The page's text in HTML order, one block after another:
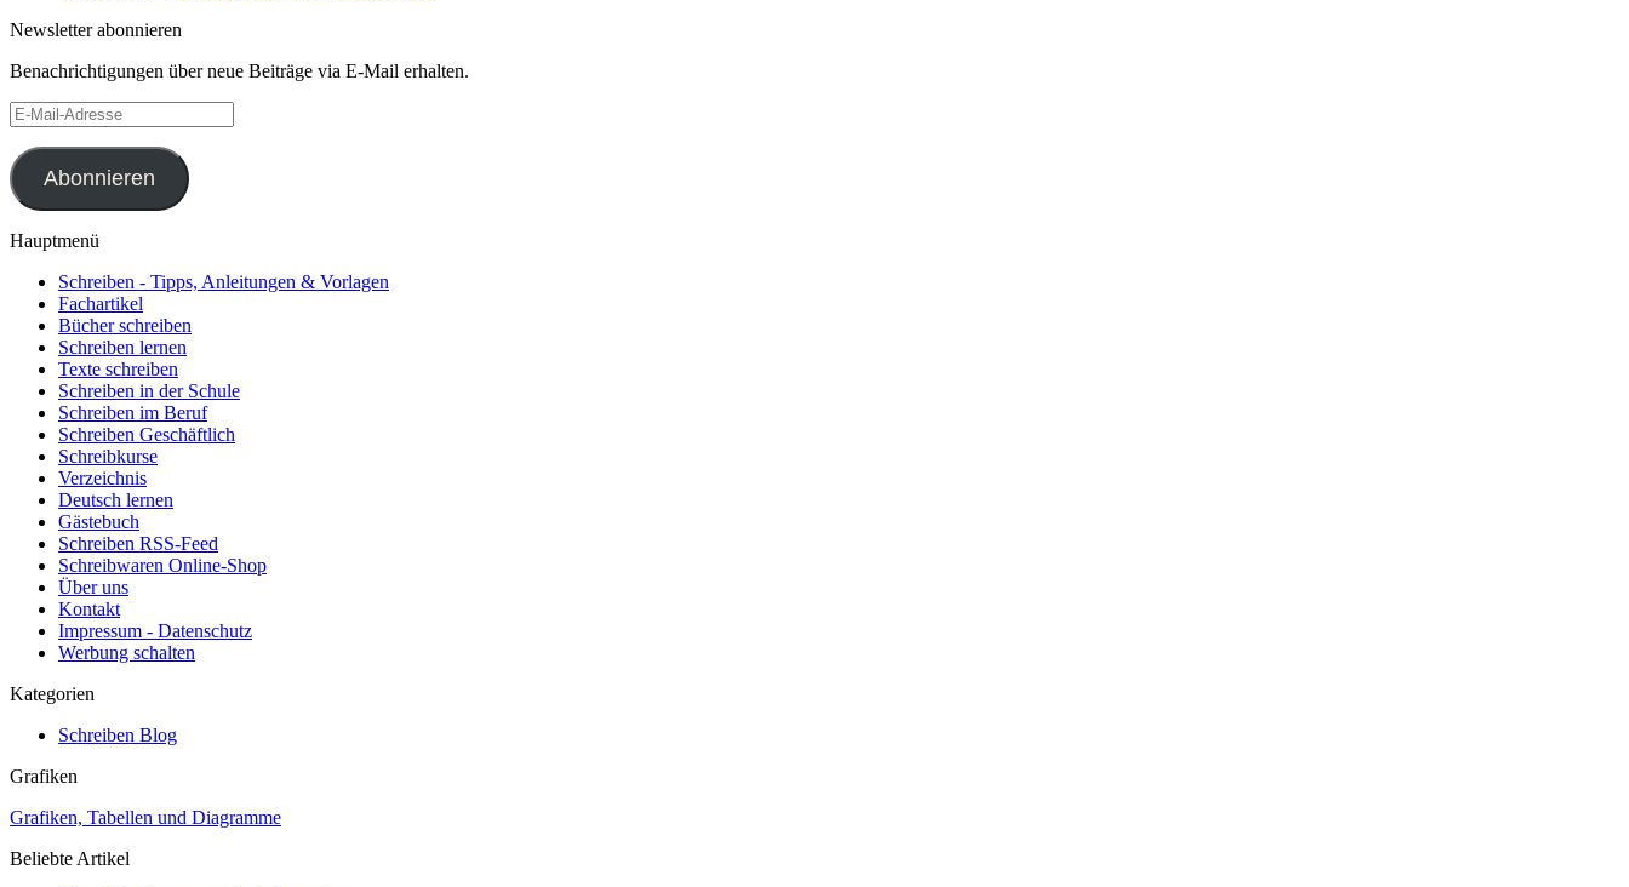
Newsletter abonnieren
Benachrichtigungen über neue Beiträge via E-Mail erhalten.
E-
Mail-
Adresse
Abonnieren
Hauptmenü
Schreiben - Tipps, Anleitungen & Vorlagen
Fachartikel
Bücher schreiben
Schreiben lernen
Texte schreiben
Schreiben in der Schule
Schreiben im Beruf
Schreiben Geschäftlich
Schreibkurse
Verzeichnis
Deutsch lernen
Gästebuch
Schreiben RSS-Feed
Schreibwaren Online-Shop
Über uns
Kontakt
Impressum - Datenschutz
Werbung schalten
Kategorien
Schreiben Blog
Grafiken
Grafiken, Tabellen und Diagramme
Beliebte Artikel